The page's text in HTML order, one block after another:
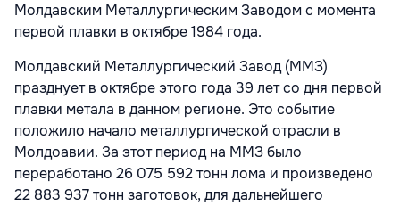
Молдавским Металлургическим Заводом с момента
первой плавки в октябре 1984 года.
Молдавский Металлургический Завод (ММЗ)
празднует в октябре этого года 39 лет со дня первой
плавки метала в данном регионе. Это событие
положило начало металлургической отрасли в
Молдоавии. За этот период на ММЗ было
переработано 26 075 592 тонн лома и произведено
22 883 937 тонн заготовок, для дальнейшего